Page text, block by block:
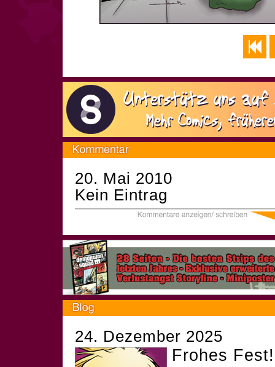
20. Mai 2010
Kein Eintrag
24. Dezember 2025
Frohes Fest!